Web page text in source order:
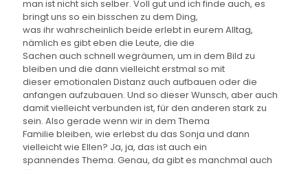
man ist nicht sich selber. Voll gut und ich finde auch, es
bringt uns so ein bisschen zu dem Ding,
was ihr wahrscheinlich beide erlebt in eurem Alltag,
nämlich es gibt eben die Leute, die die
Sachen auch schnell wegräumen, um in dem Bild zu
bleiben und die dann vielleicht erstmal so mit
dieser emotionalen Distanz auch aufbauen oder die
anfangen aufzubauen. Und so dieser Wunsch, aber auch
damit vielleicht verbunden ist, für den anderen stark zu
sein. Also gerade wenn wir in dem Thema
Familie bleiben, wie erlebst du das Sonja und dann
vielleicht wie Ellen? Ja, ja, das ist auch ein
spannendes Thema. Genau, da gibt es manchmal auch